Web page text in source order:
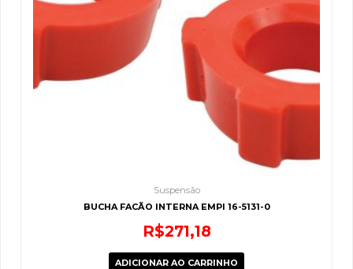
Suspensão
BUCHA FACÃO INTERNA EMPI 16-5131-0
R$271,18
ADICIONAR AO CARRINHO